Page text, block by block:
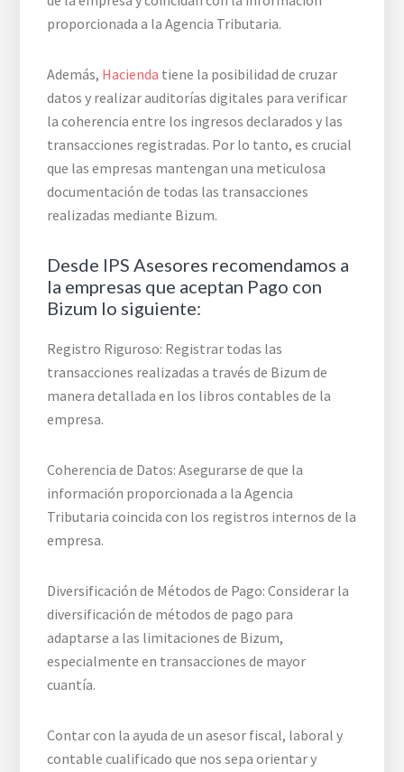
proporcionada a la Agencia Tributaria.
Además, Hacienda tiene la posibilidad de cruzar
datos y realizar auditorías digitales para verificar
la coherencia entre los ingresos declarados y las
transacciones registradas. Por lo tanto, es crucial
que las empresas mantengan una meticulosa
documentación de todas las transacciones
realizadas mediante Bizum.
Desde IPS Asesores recomendamos a
la empresas que aceptan Pago con
Bizum lo siguiente:
Registro Riguroso: Registrar todas las
transacciones realizadas a través de Bizum de
manera detallada en los libros contables de la
empresa.
Coherencia de Datos: Asegurarse de que la
información proporcionada a la Agencia
Tributaria coincida con los registros internos de la
empresa.
Diversificación de Métodos de Pago: Considerar la
diversificación de métodos de pago para
adaptarse a las limitaciones de Bizum,
especialmente en transacciones de mayor
cuantía.
Contar con la ayuda de un asesor fiscal, laboral y
contable cualificado que nos sepa orientar y